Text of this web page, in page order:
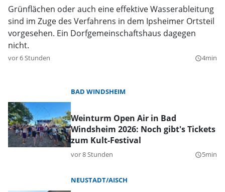
Grünflächen oder auch eine effektive Wasserableitung
sind im Zuge des Verfahrens in dem Ipsheimer Ortsteil
vorgesehen. Ein Dorfgemeinschaftshaus dagegen
nicht.
vor 6 Stunden query_builder4min
BAD WINDSHEIM
Weinturm Open Air in Bad
Windsheim 2026: Noch gibt's Tickets
zum Kult-Festival
vor 8 Stunden query_builder5min
NEUSTADT/AISCH